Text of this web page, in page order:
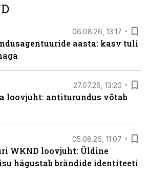
06.08.26, 13:17
aasta: kasv tuli
27.07.26, 13:20
loovjuht: antiturundus võtab
05.08.26, 11:07
WKND loovjuht: Üldine
hägustab brändide identiteeti